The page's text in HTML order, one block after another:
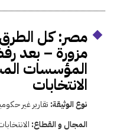
مصر: كل الطرق
مزورة – بعد
المؤسسات
الانتخابات
نوع الوثيقة: تقارير غير
المجال و القطاع: